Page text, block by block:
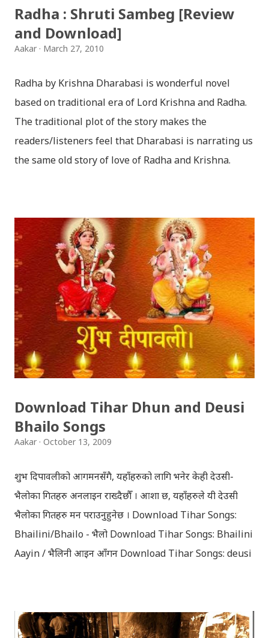
मरेपनि मेरो देश बाँचिराखोस / ma marepan...
Radha : Shruti Sambeg [Review
and Download]
Aakar March 27, 2010
Radha by Krishna Dharabasi is wonderful novel
based on traditional era of Lord Krishna and Radha.
The traditional plot of the story makes the
readers/listeners feel that Dharabasi is narrating us
the same old story of love of Radha and Krishna.
it speaks of so many hidden things that we will be
amazed while ending it up. Radha and Krishna are
the eternal lovers. Lord Krishna and Radha are
together since childhood. But in teenage they are
separated (as in the traditional story) and Lord
Krishna has to go away leaving Vindraban for
fulfilling the task for which he has taken birth.This
brings tragedy to Radha and all the people in
Vindraban. Radha waits for Krishna to arrive but he
Later she sets out as a Yogini in a long voyage to
search self, leaving her parents. She is accompanied
by her friend Bisakha everywhere she went. Radha
faces...
Download Tihar Dhun and Deusi
Bhailo Songs
Aakar October 13, 2009
शुभ दिपावलीको आगमनसँगै, यहाँहरुको लागि भनेर केही देउसी-
भैलोका गितहरु अनलाइन राख्दैछौँ । आशा छ, यहाँहरुले यी देउसी
भैलोका गितहरु मन पराउनुहुनेछ । Download Tihar Songs:
Bhailini/Bhailo - भैलो Download Tihar Songs: Bhailini
Aayin / भैलिनी आइन आँगन Download Tihar Songs: deusi
Songs: diyo baali sanjh ko / दियो बाली साँझ को
Download: Tihar Dhun (Deusi,Bhailo)/ तिहार धुन(देउसी